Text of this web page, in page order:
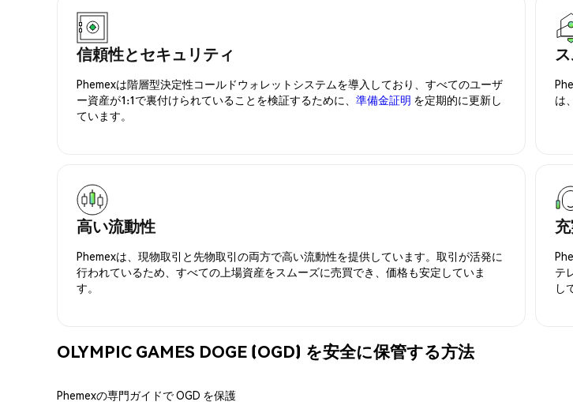
信頼性とセキュリティ
Phemexは階層型決定性コールドウォレットシステムを導入しており、すべてのユーザ
ー資産が1:1で裏付けられていることを検証するために、 準備金証明 を定期的に更新し
ています。
は
高い流動性
Phemexは、現物取引と先物取引の両方で高い流動性を提供しています。取引が活発に
行われているため、すべての上場資産をスムーズに売買でき、価格も安定していま
す。
テ
し
OLYMPIC GAMES DOGE (OGD) を安全に保管する方法
Phemexの専門ガイドで OGD を保護